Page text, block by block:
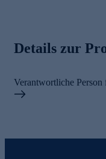
Details zur
Verantwortliche